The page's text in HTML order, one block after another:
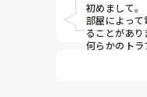
初めまして。
部屋によっ
ることがあり
何らかのト
り、一時的
でも便利な